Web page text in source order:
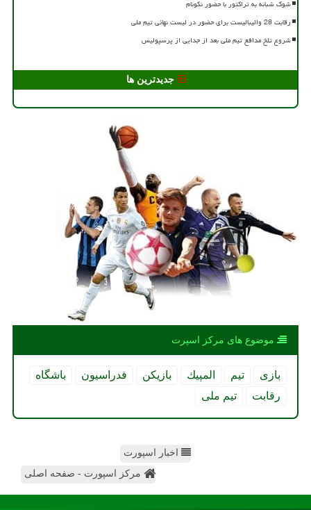
شوک شبانه به تراکتور با حضور نکونام
رقابت 28 والیبالیست برای حضور در لیست نهائی تیم ملی
شروع تلخ مدافع تیم ملی بعد از جدایی از پرسپولیس
جدیدترین ها
موضوع های مركز اسپرت
بازی تیم المپیك بازیكن فدراسیون
باشگاه
رقابت
تیم ملی
اخبار اسپورت
مرکز اسپورت - صفحه اصلی